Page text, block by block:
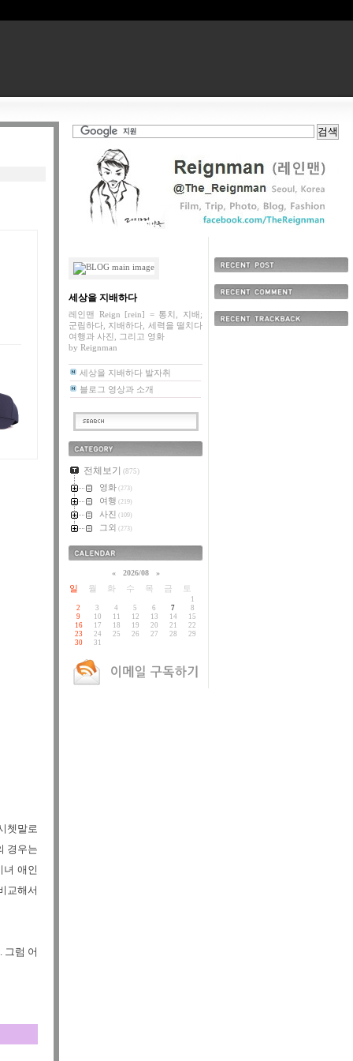
쳇말로
경우는
녀 애인
교해서
그럼 어
세상을 지배하다
레인맨 Reign [rein] = 통치, 지배;
군림하다, 지배하다, 세력을 떨치다
여행과 사진, 그리고 영화
by Reignman
세상을 지배하다 발자취
블로그 영상과 소개
카테고리
전체보기 (875)
영화 (273)
여행 (219)
사진 (109)
그외 (273)
« 2026/08 »
일 월 화 수 목 금 토
1
2
3 4 5 6 7
8
9
10 11 12 13 14
15
16
17 18 19 20 21
22
23
24 25 26 27 28
29
30
31